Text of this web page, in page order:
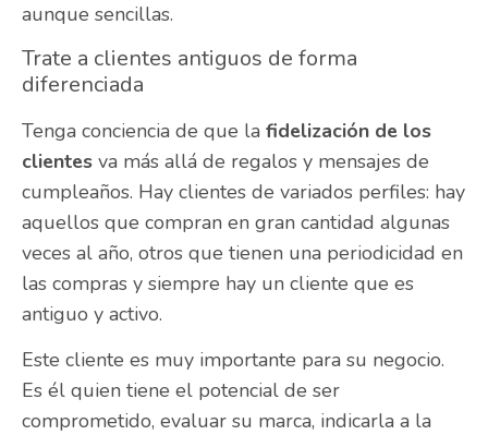
aunque sencillas.
Trate a clientes antiguos de forma
diferenciada
Tenga conciencia de que la fidelización de los
clientes va más allá de regalos y mensajes de
cumpleaños. Hay clientes de variados perfiles: hay
aquellos que compran en gran cantidad algunas
veces al año, otros que tienen una periodicidad en
las compras y siempre hay un cliente que es
antiguo y activo.
Este cliente es muy importante para su negocio.
Es él quien tiene el potencial de ser
comprometido, evaluar su marca, indicarla a la